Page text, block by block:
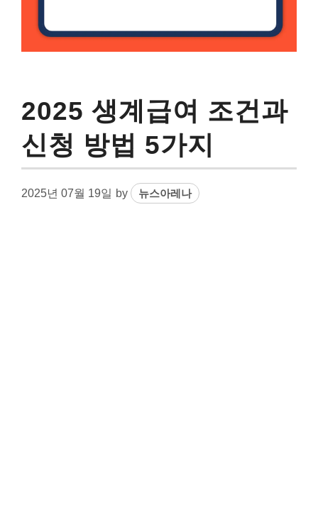
2025 생계급여 조건과
신청 방법 5가지
2025년 07월 19일 by 뉴스아레나